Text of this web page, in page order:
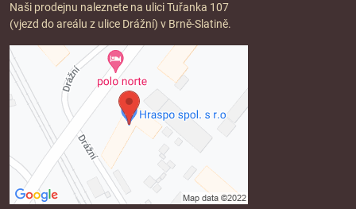
Naši prodejnu naleznete na ulici Tuřanka 107
(vjezd do areálu z ulice Drážní) v Brně-Slatině.